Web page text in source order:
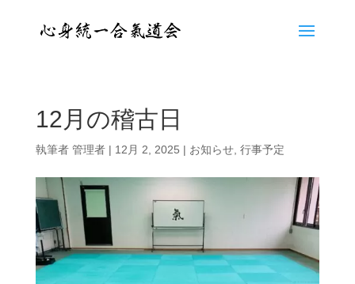
12月の稽古日
執筆者 管理者| 12月 2, 2025 | お知らせ, 行事予定